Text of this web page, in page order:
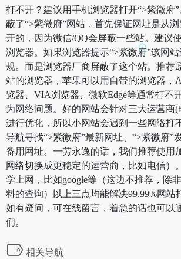
打不开？建议用手机浏览器打开“>紫微府
蔽了“>紫微府”网站，首先保证网址是从
开的，因为微信/QQ会屏蔽一些站。建议
浏览器。如果浏览器提示“>紫微府”该网
规。而是浏览器厂商屏蔽了这个站。推荐
站的浏览器，苹果可以用自带的浏览器，
览器、VIA浏览器、微软Edge等通常打不
为网络问题。好的网站会针对三大运营商
进行优化，所以小网站会遇到一些网络打
导航寻找“>紫微府”最新网址、“>紫微府”
备用网址。一劳永逸的话，我们推荐使用
网络切换成更稳定的运营商，比如电信）
学上网，比如google等（这边不推荐，除
料的查询）以上三点均能解决99.99%网站
如有疑问，可在线留言，着急的话也可以
们。
相关导航